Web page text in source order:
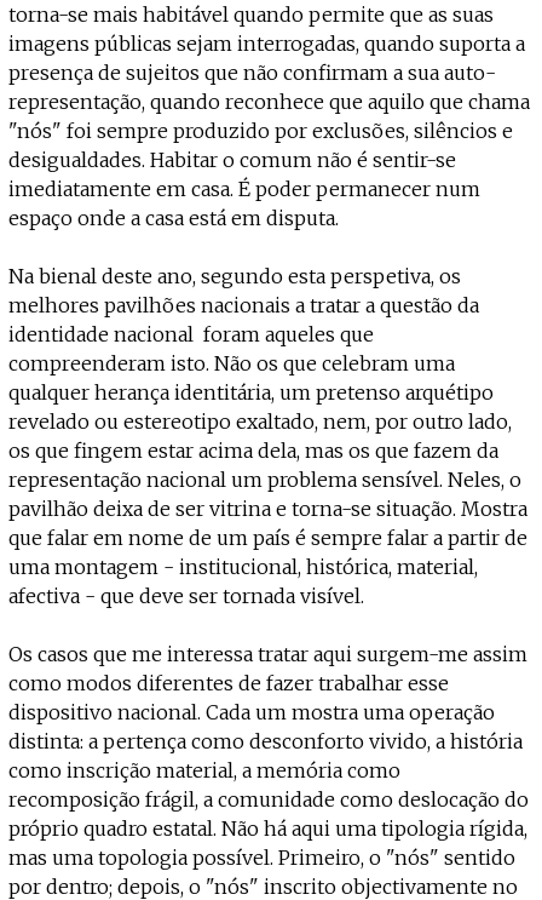
torna-se mais habitável quando permite que as suas
imagens públicas sejam interrogadas, quando suporta a
presença de sujeitos que não confirmam a sua auto-
representação, quando reconhece que aquilo que chama
"nós" foi sempre produzido por exclusões, silêncios e
desigualdades. Habitar o comum não é sentir-se
imediatamente em casa. É poder permanecer num
espaço onde a casa está em disputa.
Na bienal deste ano, segundo esta perspetiva, os
melhores pavilhões nacionais a tratar a questão da
identidade nacional foram aqueles que
compreenderam isto. Não os que celebram uma
qualquer herança identitária, um pretenso arquétipo
revelado ou estereotipo exaltado, nem, por outro lado,
os que fingem estar acima dela, mas os que fazem da
representação nacional um problema sensível. Neles, o
pavilhão deixa de ser vitrina e torna-se situação. Mostra
que falar em nome de um país é sempre falar a partir de
uma montagem - institucional, histórica, material,
afectiva - que deve ser tornada visível.
Os casos que me interessa tratar aqui surgem-me assim
como modos diferentes de fazer trabalhar esse
dispositivo nacional. Cada um mostra uma operação
distinta: a pertença como desconforto vivido, a história
como inscrição material, a memória como
recomposição frágil, a comunidade como deslocação do
próprio quadro estatal. Não há aqui uma tipologia rígida,
mas uma topologia possível. Primeiro, o "nós" sentido
por dentro; depois, o "nós" inscrito objectivamente no